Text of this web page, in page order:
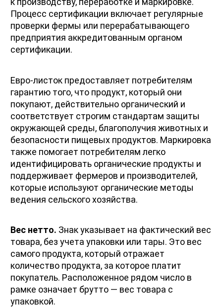
Процесс сертификации включает регулярные
проверки фермы или перерабатывающего
предприятия аккредитованным органом
сертификации.
Евро-листок предоставляет потребителям
гарантию того, что продукт, который они
покупают, действительно органический и
соответствует строгим стандартам защиты
окружающей среды, благополучия животных и
безопасности пищевых продуктов. Маркировка
также помогает потребителям легко
идентифицировать органические продукты и
поддерживает фермеров и производителей,
которые используют органические методы
ведения сельского хозяйства.
Вес нетто. Знак указывает на фактический вес
товара, без учета упаковки или тары. Это вес
самого продукта, который отражает
количество продукта, за которое платит
покупатель. Расположенное рядом число в
рамке означает брутто — вес товара с
упаковкой.